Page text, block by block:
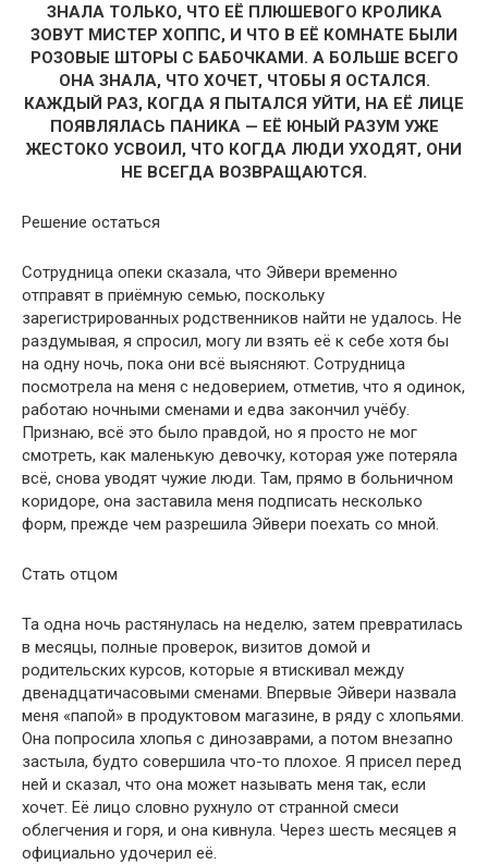
ЗНАЛА ТОЛЬКО, ЧТО ЕЁ ПЛЮШЕВОГО КРОЛИКА
ЗОВУТ МИСТЕР ХОППС, И ЧТО В ЕЁ КОМНАТЕ БЫЛИ
РОЗОВЫЕ ШТОРЫ С БАБОЧКАМИ. А БОЛЬШЕ ВСЕГО
ОНА ЗНАЛА, ЧТО ХОЧЕТ, ЧТОБЫ Я ОСТАЛСЯ.
КАЖДЫЙ РАЗ, КОГДА Я ПЫТАЛСЯ УЙТИ, НА ЕЁ ЛИЦЕ
ПОЯВЛЯЛАСЬ ПАНИКА — ЕЁ ЮНЫЙ РАЗУМ УЖЕ
ЖЕСТОКО УСВОИЛ, ЧТО КОГДА ЛЮДИ УХОДЯТ, ОНИ
НЕ ВСЕГДА ВОЗВРАЩАЮТСЯ.
Решение остаться
Сотрудница опеки сказала, что Эйвери временно
отправят в приёмную семью, поскольку
зарегистрированных родственников найти не удалось. Не
раздумывая, я спросил, могу ли взять её к себе хотя бы
на одну ночь, пока они всё выясняют. Сотрудница
посмотрела на меня с недоверием, отметив, что я одинок,
работаю ночными сменами и едва закончил учёбу.
Признаю, всё это было правдой, но я просто не мог
смотреть, как маленькую девочку, которая уже потеряла
всё, снова уводят чужие люди. Там, прямо в больничном
коридоре, она заставила меня подписать несколько
форм, прежде чем разрешила Эйвери поехать со мной.
Стать отцом
Та одна ночь растянулась на неделю, затем превратилась
в месяцы, полные проверок, визитов домой и
родительских курсов, которые я втискивал между
двенадцатичасовыми сменами. Впервые Эйвери назвала
меня «папой» в продуктовом магазине, в ряду с хлопьями.
Она попросила хлопья с динозаврами, а потом внезапно
застыла, будто совершила что-то плохое. Я присел перед
ней и сказал, что она может называть меня так, если
хочет. Её лицо словно рухнуло от странной смеси
облегчения и горя, и она кивнула. Через шесть месяцев я
официально удочерил её.